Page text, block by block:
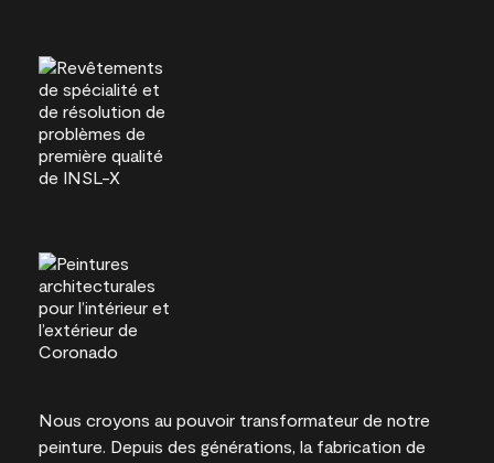
Nous croyons au pouvoir transformateur de notre
peinture. Depuis des générations, la fabrication de